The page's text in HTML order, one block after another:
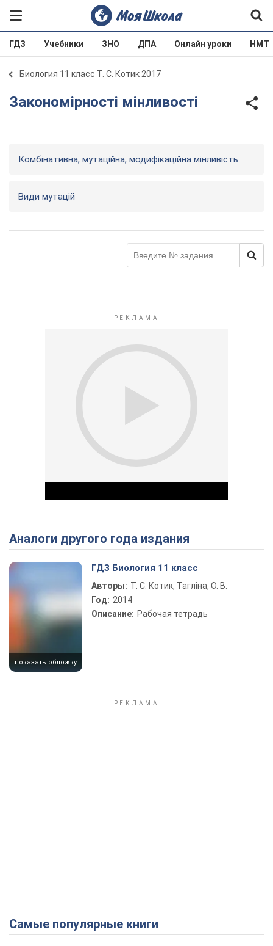
ГДЗ Учебники ЗНО ДПА Онлайн уроки НМТ
Биология 11 класс Т. С. Котик 2017
Закономірності мінливості
Комбінативна, мутаційна, модифікаційна мінливість
Види мутацій
Play Video
Аналоги другого года издания
показать обложку
ГДЗ Биология 11 класс
Авторы: Т. С. Котик, Тагліна, О. В.
Год: 2014
Описание: Рабочая тетрадь
Самые популярные книги